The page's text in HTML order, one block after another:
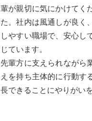
輩が親切に気にかけてく
た。社内は風通しが良く
しやすい職場で、安心し
じています。
先輩方に支えられながら
えを持ち主体的に行動す
長できることにやりがい